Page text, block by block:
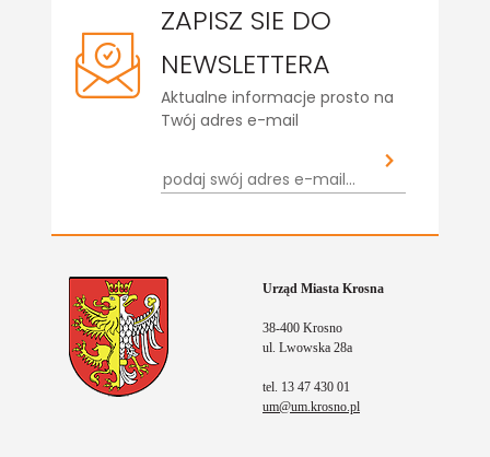
ZAPISZ SIE DO
NEWSLETTERA
Aktualne informacje prosto na
Twój adres e-mail
Urząd Miasta Krosna
38-400 Krosno
ul. Lwowska 28a
tel. 13 47 430 01
um@um.krosno.pl